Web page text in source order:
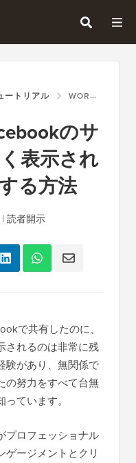
ートリアル WORDPRESSでFACEBOOKのサムネイルが正しく表示されない問題を修正する方法
のサ
表示され
る方法
| 読者開示
で共有したのに、
されるのは非常に残
験があり、無関係で
の努力をすべて台無
ています。
プロフェッショナル
ゲージメントとクリ